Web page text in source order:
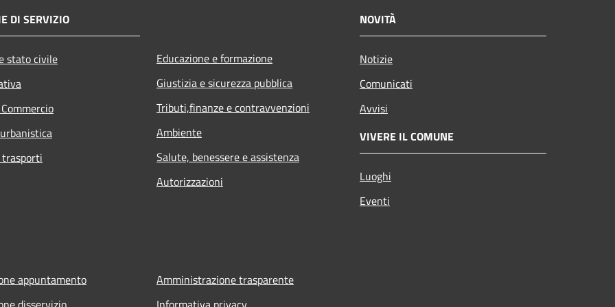
DI SERVIZIO
stato civile
Educazione e formazione
Giustizia e sicurezza pubblica
Tributi,finanze e contravvenzioni
Ambiente
Salute, benessere e assistenza
Autorizzazioni
NOVITÀ
Notizie
Comunicati
Avvisi
VIVERE IL COMUNE
Luoghi
Eventi
appuntamento
Amministrazione trasparente